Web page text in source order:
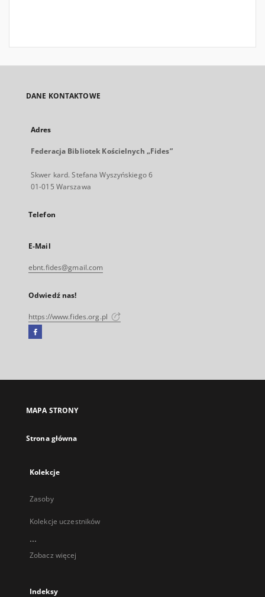
DANE KONTAKTOWE
Adres
Federacja Bibliotek Kościelnych „Fides”
Skwer kard. Stefana Wyszyńskiego 6
01-015 Warszawa
Telefon
E-Mail
ebnt.fides@gmail.com
Odwiedź nas!
https://www.fides.org.pl
Facebook
się
karcie
MAPA STRONY
Strona główna
Kolekcje
Zasoby
Kolekcje uczestników
...
Zobacz więcej
Indeksy